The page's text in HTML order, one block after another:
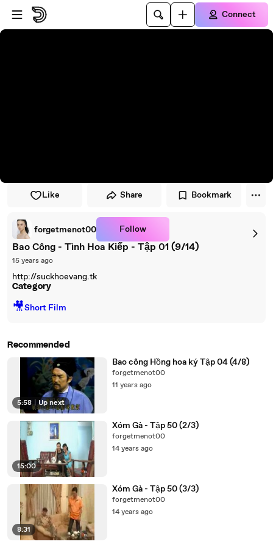
Skip to player
Skip to main content
Connect
Like Share Bookmark
forgetmenot00 Follow
Bao Công - Tình Hoa Kiếp - Tập 01 (9/14)
15 years ago
http://suckhoevang.tk
Category
🎥Short Film
Recommended
5:58 Up next
Bao công Hồng hoa ký Tập 04 (4/8)
forgetmenot00
11 years ago
15:00
Xóm Gà - Tập 50 (2/3)
forgetmenot00
14 years ago
8:31
Xóm Gà - Tập 50 (3/3)
forgetmenot00
14 years ago